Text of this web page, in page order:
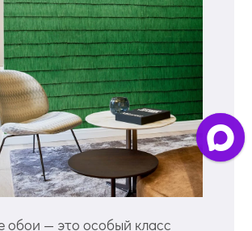
обои — это особый класс